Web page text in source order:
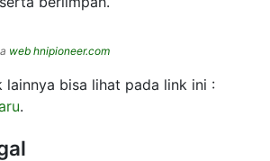
web hnipioneer.com
lainnya bisa lihat pada link ini :
.